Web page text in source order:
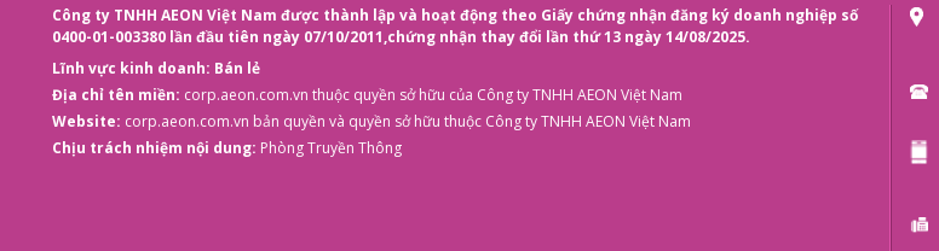
Công ty TNHH AEON Việt Nam được thành lập và hoạt động theo Giấy chứng nhận đăng ký doanh nghiệp số
0400-01-003380 lần đầu tiên ngày 07/10/2011,chứng nhận thay đổi lần thứ 13 ngày 14/08/2025.
Lĩnh vực kinh doanh: Bán lẻ
Địa chỉ tên miền: corp.aeon.com.vn thuộc quyền sở hữu của Công ty TNHH AEON Việt Nam
Website: corp.aeon.com.vn bản quyền và quyền sở hữu thuộc Công ty TNHH AEON Việt Nam
Chịu trách nhiệm nội dung: Phòng Truyền Thông